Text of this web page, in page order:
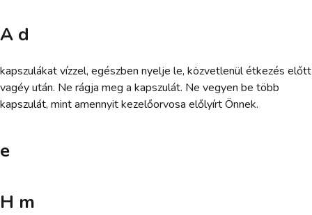
A d
kapszulákat vízzel, egészben nyelje le, közvetlenül étkezés előtt
vagéy után. Ne rágja meg a kapszulát. Ne vegyen be több
kapszulát, mint amennyit kezelőorvosa előlyírt Önnek.
e
H m